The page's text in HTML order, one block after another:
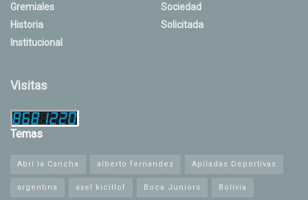
Gremiales
Historia
Institucional
Sociedad
Solicitada
Visitas
Temas
Abrí la Cancha alberto fernandez Apiladas Deportivas
argentina axel kicillof Boca Juniors Bolivia